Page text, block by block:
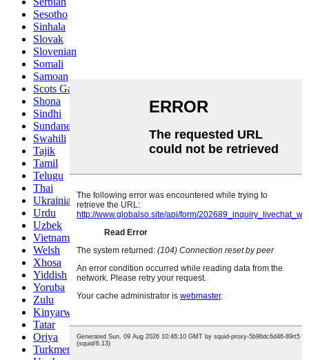
Sesotho
Sinhala
Slovak
Slovenian
Somali
Samoan
Scots Gaelic
Shona
Sindhi
Sundanese
Swahili
Tajik
Tamil
Telugu
Thai
Ukrainian
Urdu
Uzbek
Vietnamese
Welsh
Xhosa
Yiddish
Yoruba
Zulu
Kinyarwanda
Tatar
Oriya
Turkmen